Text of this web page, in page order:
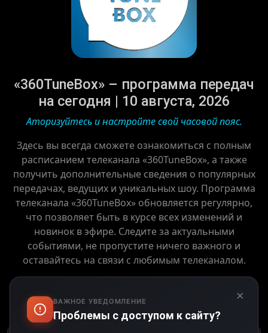
«360TuneBox» – программа передач
на сегодня | 10 августа, 2026
Аторизуйтесь и настройте свой часовой пояс.
Здесь вы всегда сможете ознакомиться с полным
расписанием телеканала «360TuneBox», а также
получить дополнительные сведения о популярных
передачах, ведущих и уникальных шоу. Программа
телеканала «360TuneBox» обновляется регулярно,
что позволяет быть в курсе всех изменений и
новинок в эфире. Следите за актуальными
событиями, не пропустите ничего важного и
оставайтесь на связи с любимым телеканалом.
Выберите дату:
×
ВАЖНОЕ УВЕДОМЛЕНИЕ
Проблемы с доступом к сайту?